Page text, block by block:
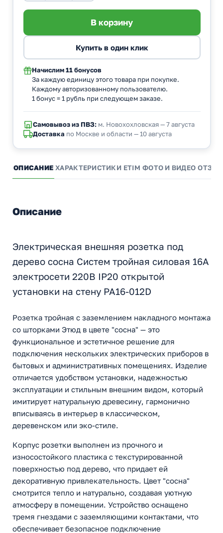
Начислим 11 бонусов
За каждую единицу этого товара при покупке.
Каждому авторизованному пользователю.
1 бонус = 1 рубль при следующем заказе.
Самовывоз из ПВЗ:м. Новохохловская — 7 августа
Доставка по Москве и области — 10 августа
ОПИСАНИЕ ХАРАКТЕРИСТИКИ ETIM ФОТО И ВИДЕО
Описание
Электрическая внешняя розетка под
дерево сосна Систем тройная силовая 16А
электросети 220В IP20 открытой
установки на стену PA16-012D
Розетка тройная с заземлением накладного монтажа
со шторками Этюд в цвете "сосна" — это
функциональное и эстетичное решение для
подключения нескольких электрических приборов в
бытовых и административных помещениях. Изделие
отличается удобством установки, надежностью
эксплуатации и стильным внешним видом, который
имитирует натуральную древесину, гармонично
вписываясь в интерьер в классическом,
деревенском или эко-стиле.
Корпус розетки выполнен из прочного и
износостойкого пластика с текстурированной
поверхностью под дерево, что придает ей
декоративную привлекательность. Цвет "сосна"
смотрится тепло и натурально, создавая уютную
атмосферу в помещении. Устройство оснащено
тремя гнездами с заземляющими контактами, что
обеспечивает безопасное подключение